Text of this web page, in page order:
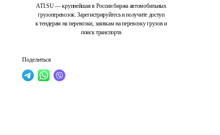
ATI.SU — крупнейшая в России биржа автомобильных
грузоперевозок. Зарегистрируйтесь и получите доступ
к тендерам на перевозки, заявкам на перевозку грузов и
поиск транспорта
Поделиться